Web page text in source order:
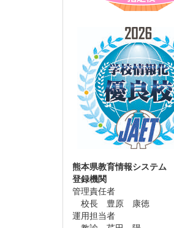
熊本県教育情報システム
登録機関
管理責任者
校長 豊原 康徳
運用担当者